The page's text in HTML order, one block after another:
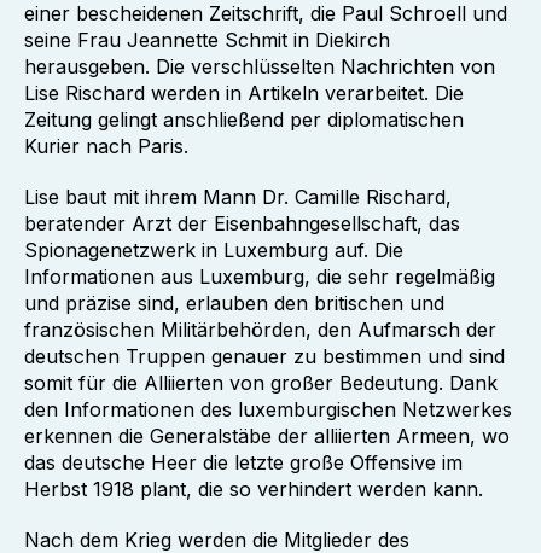
einer bescheidenen Zeitschrift, die Paul Schroell und
seine Frau Jeannette Schmit in Diekirch
herausgeben. Die verschlüsselten Nachrichten von
Lise Rischard werden in Artikeln verarbeitet. Die
Zeitung gelingt anschließend per diplomatischen
Kurier nach Paris.
Lise baut mit ihrem Mann Dr. Camille Rischard,
beratender Arzt der Eisenbahngesellschaft, das
Spionagenetzwerk in Luxemburg auf. Die
Informationen aus Luxemburg, die sehr regelmäßig
und präzise sind, erlauben den britischen und
französischen Militärbehörden, den Aufmarsch der
deutschen Truppen genauer zu bestimmen und sind
somit für die Alliierten von großer Bedeutung. Dank
den Informationen des luxemburgischen Netzwerkes
erkennen die Generalstäbe der alliierten Armeen, wo
das deutsche Heer die letzte große Offensive im
Herbst 1918 plant, die so verhindert werden kann.
Nach dem Krieg werden die Mitglieder des